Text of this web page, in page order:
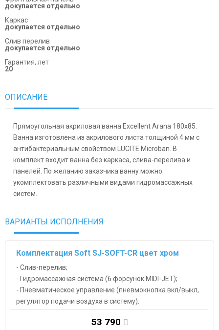
докупается отдельно
Каркас
докупается отдельно
Слив перелив
докупается отдельно
Гарантия, лет
20
ОПИСАНИЕ
Прямоугольная акриловая ванна Excellent Arana 180x85.
Ванна изготовлена из акрилового листа толщиной 4 мм с
антибактериальным свойством LUCITE Microban. В
комплект входит ванна без каркаса, слива-перелива и
панелей. По желанию заказчика ванну можно
укомплектовать различными видами гидромассажных
систем.
ВАРИАНТЫ ИСПОЛНЕНИЯ
Комплектация Soft SJ-SOFT-CR цвет хром
- Слив-перелив;
- Гидромассажная система (6 форсунок MIDI-JET);
- Пневматическое управление (пневмокнопка вкл/выкл,
регулятор подачи воздуха в систему).
53 790